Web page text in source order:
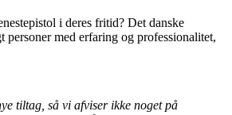
i deres fritid? Det danske
med erfaring og professionalitet,
tiltag, så vi afviser ikke noget på